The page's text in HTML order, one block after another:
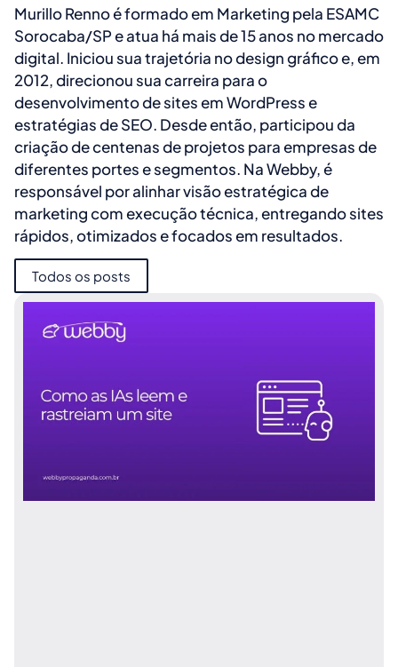
Murillo Renno é formado em Marketing pela ESAMC
Sorocaba/SP e atua há mais de 15 anos no mercado
digital. Iniciou sua trajetória no design gráfico e, em
2012, direcionou sua carreira para o
desenvolvimento de sites em WordPress e
estratégias de SEO. Desde então, participou da
criação de centenas de projetos para empresas de
diferentes portes e segmentos. Na Webby, é
responsável por alinhar visão estratégica de
marketing com execução técnica, entregando sites
rápidos, otimizados e focados em resultados.
Todos os posts